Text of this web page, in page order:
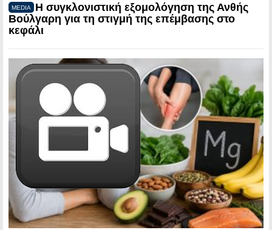
MEDIA
Η συγκλονιστική εξομολόγηση της Ανθής
Βούλγαρη για τη στιγμή της επέμβασης στο
κεφάλι